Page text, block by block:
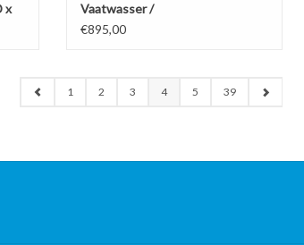
x
Vaatwasser /
Glazenspoelmachine
€895,00
1 2 3 4 5 39